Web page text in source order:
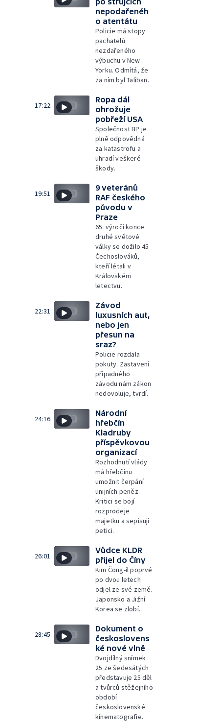
nepodařenéh
o atentátu
Policie má stopy
pachatelů
nezdařeného
výbuchu v New
Yorku. Odmítá, že
za ním byl Taliban.
17:22
Ropa dál
ohrožuje
pobřeží USA
Společnost BP je
plně odpovědná
za katastrofu a
uhradí veškeré
škody.
19:51
9 veteránů
RAF českého
původu v
Praze
65. výročí konce
druhé světové
války se dožilo 45
Čechoslováků,
kteří létali v
Královském
letectvu.
22:31
Závod
luxusních aut,
nebo jen
přesun na
sraz?
Policie rozdala
pokuty. Zastavení
případného
závodu nám zákon
nedovoluje, tvrdí.
24:16
Národní
hřebčín
Kladruby
příspěvkovou
organizací
Rozhodnutí vlády
má hřebčínu
umožnit čerpání
unijních peněz.
Kritici se bojí
rozprodeje
majetku a sepisují
petici.
26:01
Vůdce KLDR
přijel do Číny
Kim Čong-il poprvé
po dvou letech
odjel ze své země.
Japonsko a Jižní
Korea se zlobí.
28:45
Dokument o
českoslovens
ké nové vlně
Dvojdílný snímek
25 ze šedesátých
představuje 25 děl
a tvůrců stěžejního
období
československé
kinematografie.